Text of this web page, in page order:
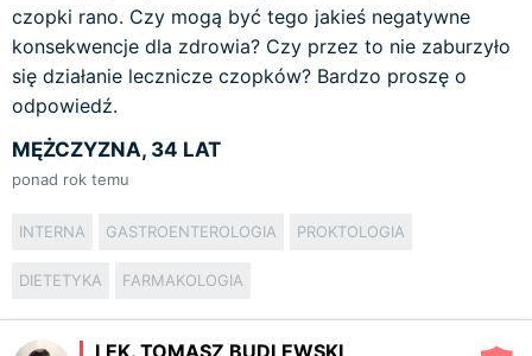
czopki rano. Czy mogą być tego jakieś negatywne
konsekwencje dla zdrowia? Czy przez to nie zaburzyło
się działanie lecznicze czopków? Bardzo proszę o
odpowiedź.
MĘŻCZYZNA, 34 LAT
ponad rok temu
INTERNA GASTROENTEROLOGIA PROKTOLOGIA
DIETETYKA FARMAKOLOGIA
LEK. TOMASZ BUDLEWSKI